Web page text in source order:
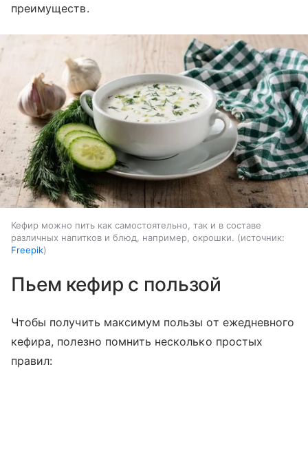
преимуществ.
Кефир можно пить как самостоятельно, так и в составе
различных напитков и блюд, например, окрошки.
источник:
Freepik
Пьем кефир с пользой
Чтобы получить максимум пользы от ежедневного
кефира, полезно помнить несколько простых
правил: